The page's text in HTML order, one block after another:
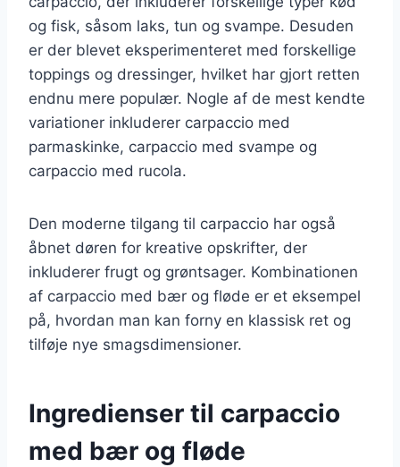
og fisk, såsom laks, tun og svampe. Desuden
er der blevet eksperimenteret med forskellige
toppings og dressinger, hvilket har gjort retten
endnu mere populær. Nogle af de mest kendte
variationer inkluderer carpaccio med
parmaskinke, carpaccio med svampe og
carpaccio med rucola.
Den moderne tilgang til carpaccio har også
åbnet døren for kreative opskrifter, der
inkluderer frugt og grøntsager. Kombinationen
af carpaccio med bær og fløde er et eksempel
på, hvordan man kan forny en klassisk ret og
tilføje nye smagsdimensioner.
Ingredienser til carpaccio
med bær og fløde